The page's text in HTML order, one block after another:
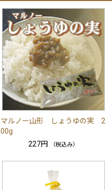
マルノー山形 しょうゆの実 2
00g
227円
（税込み）